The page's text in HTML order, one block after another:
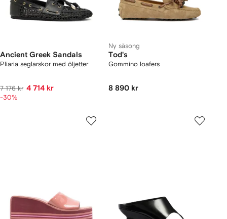
Ancient Greek Sandals
Pliaria seglarskor med öljetter
7 176 kr 4 714 kr
-30%
Ny säsong
Tod's
Gommino loafers
8 890 kr